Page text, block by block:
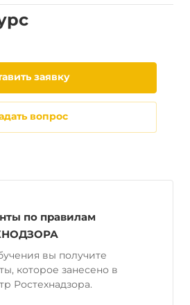
заявку
вопрос
по правилам
вы получите
которое занесено в
Ростехнадзора.